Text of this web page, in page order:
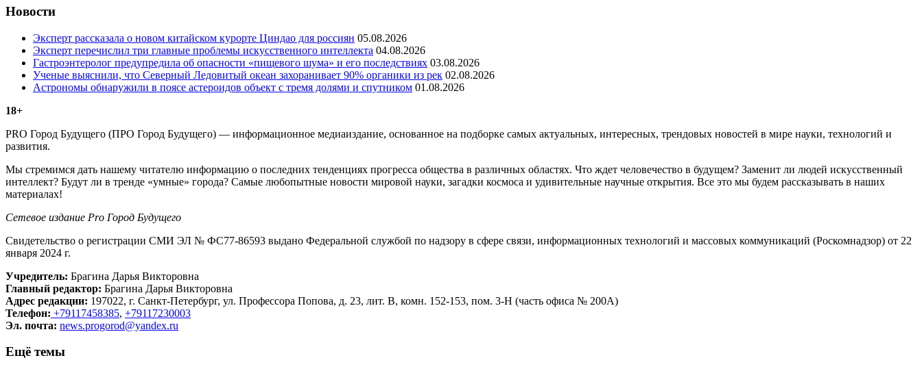
Новости
Эксперт рассказала о новом китайском курорте Циндао для россиян 05.08.2026
Эксперт перечислил три главные проблемы искусственного интеллекта 04.08.2026
Гастроэнтеролог предупредила об опасности «пищевого шума» и его последствиях 03.08.2026
Ученые выяснили, что Северный Ледовитый океан захоранивает 90% органики из рек 02.08.2026
Астрономы обнаружили в поясе астероидов объект с тремя долями и спутником 01.08.2026
18+
PRO Город Будущего (ПРО Город Будущего) — информационное медиаиздание, основанное на подборке самых актуальных, интересных, трендовых новостей в мире науки, технологий и
развития.
Мы стремимся дать нашему читателю информацию о последних тенденциях прогресса общества в различных областях. Что ждет человечество в будущем? Заменит ли людей искусственный
интеллект? Будут ли в тренде «умные» города? Самые любопытные новости мировой науки, загадки космоса и удивительные научные открытия. Все это мы будем рассказывать в наших
материалах!
Сетевое издание Рrо Город Будущего
Свидетельство о регистрации СМИ ЭЛ № ФС77-86593 выдано Федеральной службой по надзору в сфере связи, информационных технологий и массовых коммуникаций (Роскомнадзор) от 22
января 2024 г.
Учредитель: Брагина Дарья Викторовна
Главный редактор: Брагина Дарья Викторовна
Адрес редакции: 197022, г. Санкт-Петербург, ул. Профессора Попова, д. 23, лит. В, комн. 152-153, пом. 3-Н (часть офиса № 200А)
Телефон: +79117458385, +79117230003
Эл. почта: news.progorod@yandex.ru
Ещё темы